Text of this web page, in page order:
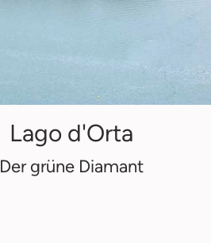
Lago d'Orta
Der grüne Diamant